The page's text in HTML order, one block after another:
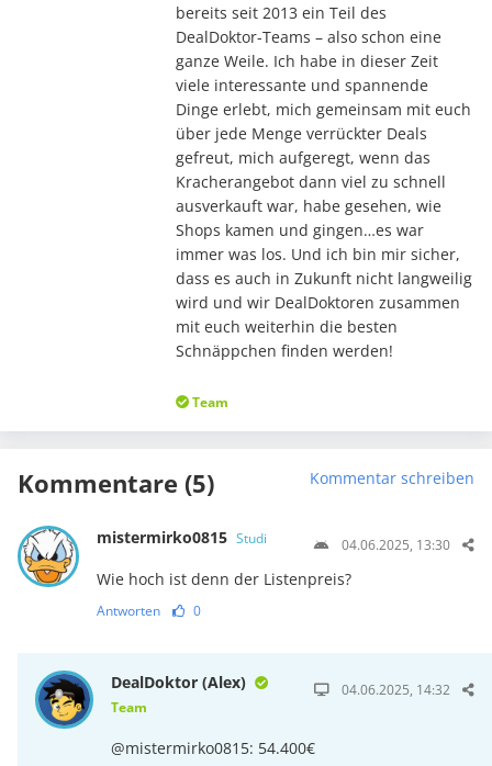
bereits seit 2013 ein Teil des
DealDoktor-Teams – also schon eine
ganze Weile. Ich habe in dieser Zeit
viele interessante und spannende
Dinge erlebt, mich gemeinsam mit euch
über jede Menge verrückter Deals
gefreut, mich aufgeregt, wenn das
Kracherangebot dann viel zu schnell
ausverkauft war, habe gesehen, wie
Shops kamen und gingen…es war
immer was los. Und ich bin mir sicher,
dass es auch in Zukunft nicht langweilig
wird und wir DealDoktoren zusammen
mit euch weiterhin die besten
Schnäppchen finden werden!
Team
Kommentare (5) Kommentar schreiben
mistermirko0815 Studi 04.06.2025, 13:30
Wie hoch ist denn der Listenpreis?
Antworten 0
DealDoktor (Alex)
Team
04.06.2025, 14:32
@mistermirko0815: 54.400€